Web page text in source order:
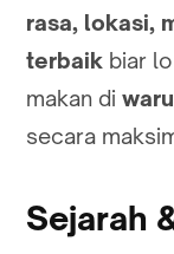
rasa, lokasi,
terbaik biar
makan di
secara
Sejarah